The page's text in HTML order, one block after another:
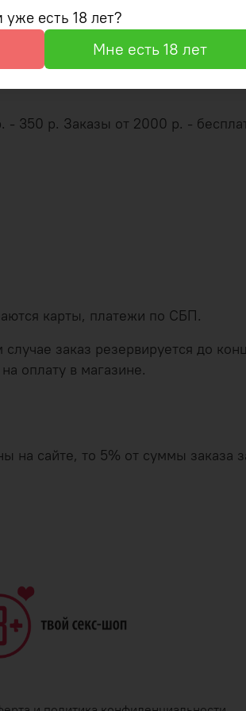
и оплата
350 р. Заказы от 2000 р. -
карты, платежи по СБП.
заказ резервируется до
оплату в магазине.
на сайте, то 5% от суммы
уже есть 18 лет?
Мне есть 18 лет